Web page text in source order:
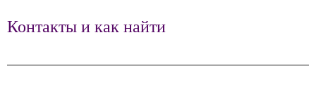
Контакты и как найти